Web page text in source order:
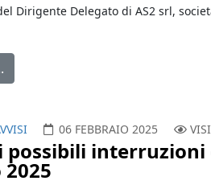
Dirigente Delegato di AS2 srl,
06 FEBBRAIO 2025
possibili